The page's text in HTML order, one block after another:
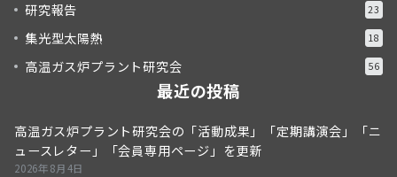
研究報告 23
集光型太陽熱 18
高温ガス炉プラント研究会 56
最近の投稿
高温ガス炉プラント研究会の「活動成果」「定期講演会」「ニ
ュースレター」「会員専用ページ」を更新
2026年8月4日